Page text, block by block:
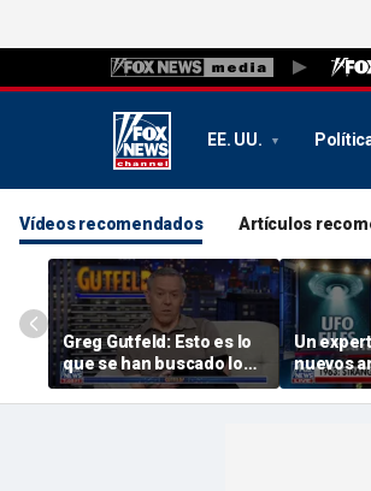
EE. UU.
Vídeos recomendados Artículos
Greg Gutfeld: Esto es lo
que se han buscado los
demócratas
Un
nuevos